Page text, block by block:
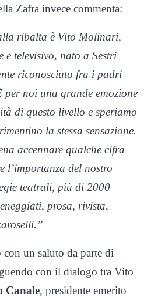
Zafra invece commenta:
ribalta è Vito Molinari,
e televisivo, nato a Sestri
riconosciuto fra i padri
noi una grande emozione
di questo livello e speriamo
la stessa sensazione.
accennare qualche cifra
l’importanza del nostro
teatrali, più di 2000
prosa, rivista,
con un saluto da parte di
con il dialogo tra Vito
Canale, presidente emerito